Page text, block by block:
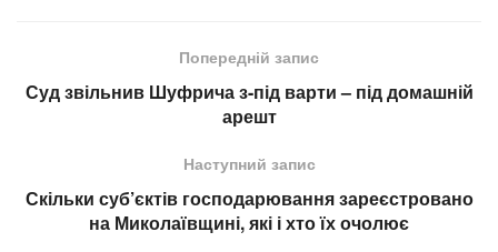
Попередній запис
Суд звільнив Шуфрича з-під варти – під домашній
арешт
Наступний запис
Скільки суб’єктів господарювання зареєстровано
на Миколаївщині, які і хто їх очолює